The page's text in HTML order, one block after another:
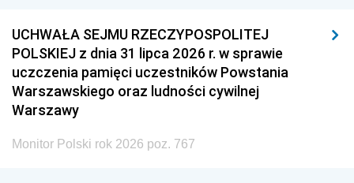
UCHWAŁA SEJMU RZECZYPOSPOLITEJ
POLSKIEJ z dnia 31 lipca 2026 r. w sprawie
uczczenia pamięci uczestników Powstania
Warszawskiego oraz ludności cywilnej
Warszawy
Monitor Polski rok 2026 poz. 767